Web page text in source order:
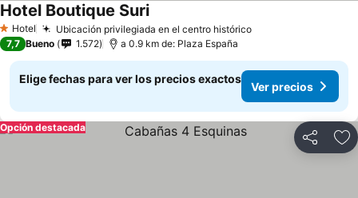
1 Estrellas
Hotel Ubicación privilegiada en el centro histórico
Hotel Boutique Suri
7,7 Bueno 1.572 a 0.9 km de: Plaza España
Elige fechas para ver los precios exactos
Ver precios
Compartir
Opción destacada